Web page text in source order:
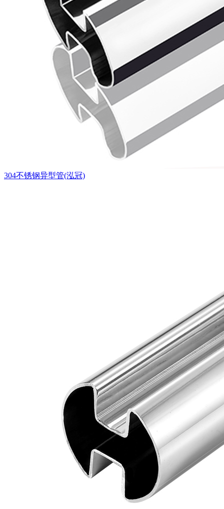
304不锈钢异型管(泓冠)